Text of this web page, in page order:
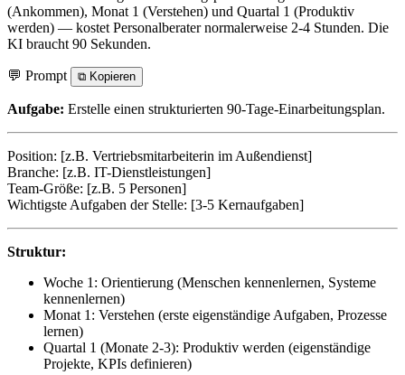
(Ankommen), Monat 1 (Verstehen) und Quartal 1 (Produktiv
werden) — kostet Personalberater normalerweise 2-4 Stunden. Die
KI braucht 90 Sekunden.
💬 Prompt ⧉ Kopieren
Aufgabe: Erstelle einen strukturierten 90-Tage-Einarbeitungsplan.
Position: [z.B. Vertriebsmitarbeiterin im Außendienst]
Branche: [z.B. IT-Dienstleistungen]
Team-Größe: [z.B. 5 Personen]
Wichtigste Aufgaben der Stelle: [3-5 Kernaufgaben]
Struktur:
Woche 1: Orientierung (Menschen kennenlernen, Systeme
kennenlernen)
Monat 1: Verstehen (erste eigenständige Aufgaben, Prozesse
lernen)
Quartal 1 (Monate 2-3): Produktiv werden (eigenständige
Projekte, KPIs definieren)